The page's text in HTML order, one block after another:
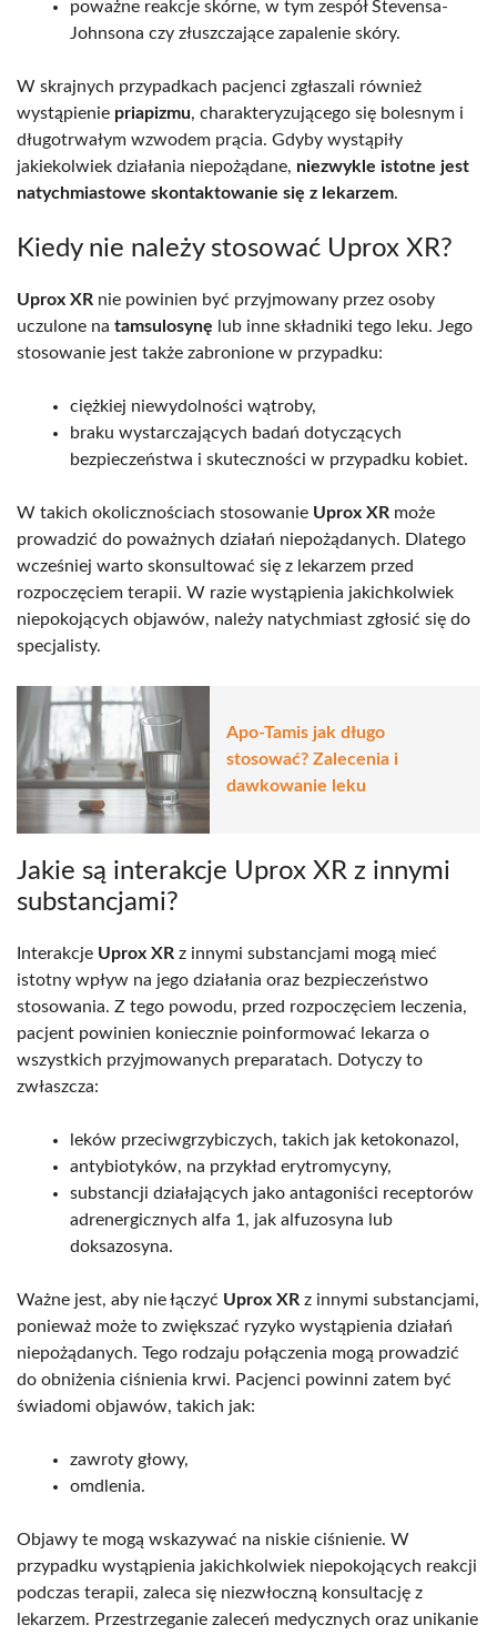
poważne reakcje skórne, w tym zespół Stevensa-
Johnsona czy złuszczające zapalenie skóry.
W skrajnych przypadkach pacjenci zgłaszali również
wystąpienie priapizmu, charakteryzującego się bolesnym i
długotrwałym wzwodem prącia. Gdyby wystąpiły
jakiekolwiek działania niepożądane, niezwykle istotne jest
natychmiastowe skontaktowanie się z lekarzem.
Kiedy nie należy stosować Uprox XR?
Uprox XR nie powinien być przyjmowany przez osoby
uczulone na tamsulosynę lub inne składniki tego leku. Jego
stosowanie jest także zabronione w przypadku:
ciężkiej niewydolności wątroby,
braku wystarczających badań dotyczących
bezpieczeństwa i skuteczności w przypadku kobiet.
W takich okolicznościach stosowanie Uprox XR może
prowadzić do poważnych działań niepożądanych. Dlatego
wcześniej warto skonsultować się z lekarzem przed
rozpoczęciem terapii. W razie wystąpienia jakichkolwiek
niepokojących objawów, należy natychmiast zgłosić się do
specjalisty.
Apo-Tamis jak długo
stosować? Zalecenia i
dawkowanie leku
Jakie są interakcje Uprox XR z innymi
substancjami?
Interakcje Uprox XR z innymi substancjami mogą mieć
istotny wpływ na jego działania oraz bezpieczeństwo
stosowania. Z tego powodu, przed rozpoczęciem leczenia,
pacjent powinien koniecznie poinformować lekarza o
wszystkich przyjmowanych preparatach. Dotyczy to
zwłaszcza:
leków przeciwgrzybiczych, takich jak ketokonazol,
antybiotyków, na przykład erytromycyny,
substancji działających jako antagoniści receptorów
adrenergicznych alfa 1, jak alfuzosyna lub
doksazosyna.
Ważne jest, aby nie łączyć Uprox XR z innymi substancjami,
ponieważ może to zwiększać ryzyko wystąpienia działań
niepożądanych. Tego rodzaju połączenia mogą prowadzić
do obniżenia ciśnienia krwi. Pacjenci powinni zatem być
świadomi objawów, takich jak:
zawroty głowy,
omdlenia.
Objawy te mogą wskazywać na niskie ciśnienie. W
przypadku wystąpienia jakichkolwiek niepokojących reakcji
podczas terapii, zaleca się niezwłoczną konsultację z
lekarzem. Przestrzeganie zaleceń medycznych oraz unikanie